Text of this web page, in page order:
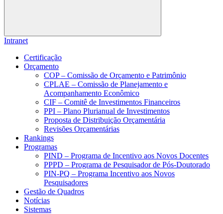
Buscar
Intranet
Certificação
Orçamento
COP – Comissão de Orçamento e Patrimônio
CPLAE – Comissão de Planejamento e
Acompanhamento Econômico
CIF – Comitê de Investimentos Financeiros
PPI – Plano Plurianual de Investimentos
Proposta de Distribuição Orçamentária
Revisões Orçamentárias
Rankings
Programas
PIND – Programa de Incentivo aos Novos Docentes
PPPD – Programa de Pesquisador de Pós-Doutorado
PIN-PQ – Programa Incentivo aos Novos
Pesquisadores
Gestão de Quadros
Notícias
Sistemas